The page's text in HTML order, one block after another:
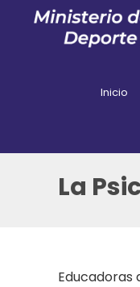
Inicio
La
Educadoras